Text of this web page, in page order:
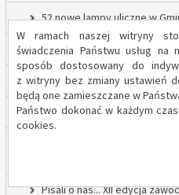
W ramach naszej witryny
świadczenia Państwu usług
sposób dostosowany do
z witryny bez zmiany ustawień
będą one zamieszczane w
Państwo dokonać w każdym
cookies.
52 nowe lampy uliczne w
Inwestycja drogowa w
Trwają inwestycje w Gminie
„Modernizacja Oczyszczalni
Strażacy z OSP Iłów walczą
Pisali o nas... XII edycja